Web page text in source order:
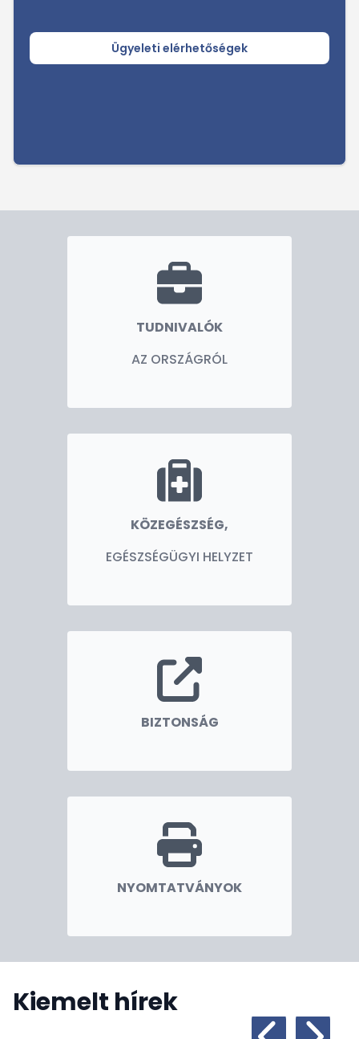
Ügyeleti elérhetőségek
TUDNIVALÓK
AZ ORSZÁGRÓL
KÖZEGÉSZSÉG,
EGÉSZSÉGÜGYI HELYZET
BIZTONSÁG
NYOMTATVÁNYOK
Kiemelt hírek